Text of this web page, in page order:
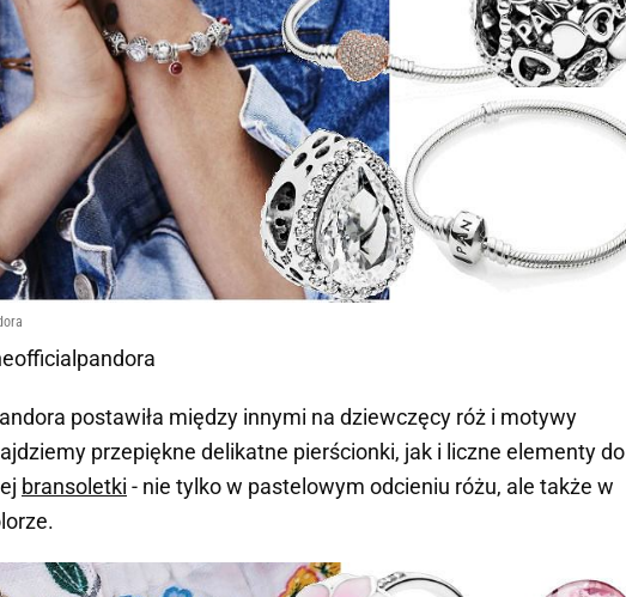
postawiła między innymi na dziewczęcy róż i motywy
przepiękne delikatne pierścionki, jak i liczne elementy do
bransoletki - nie tylko w pastelowym odcieniu różu, ale także w